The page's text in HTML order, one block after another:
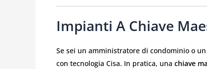
Impianti A Chiave
Se sei un amministratore di condominio o
con tecnologia Cisa. In pratica, una chiave